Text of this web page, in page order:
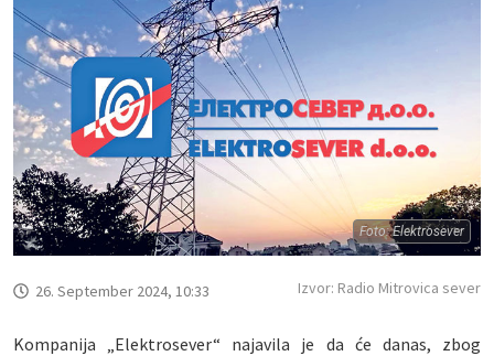
Foto: Elektrosever
26. September 2024, 10:33 Izvor: Radio Mitrovica sever
Kompanija „Elektrosever“ najavila je da će danas, zbog